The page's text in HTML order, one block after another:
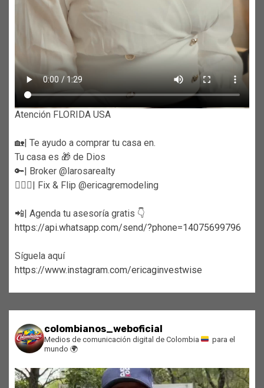
Atención FLORIDA USA
🏡| Te ayudo a comprar tu casa en.
Tu casa es 🎁 de Dios
🔑| Broker @larosarealty
👷🏼‍♀️| Fix & Flip @ericagremodeling
📲| Agenda tu asesoría gratis 👇
https://api.whatsapp.com/send/?phone=14075699796
Síguela aquí
https://www.instagram.com/ericaginvestwise
colombianos_weboficial
Medios de comunicación digital de Colombia
para el
mundo 🌍